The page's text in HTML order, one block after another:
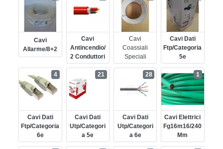
Cavi
Allarme/8+2
Cavi
Antincendio/
2 Conduttori
Cavi
Coassiali
Speciali
Cavi Dati
Ftp/categoria
5e
Cavi Dati
Ftp/categoria
6e
4
Cavi Dati
Utp/categori
A 5e
21
Cavi Dati
Utp/categori
A 6e
28
Cavi Elettrici
Fg16m16/240
Mm
1